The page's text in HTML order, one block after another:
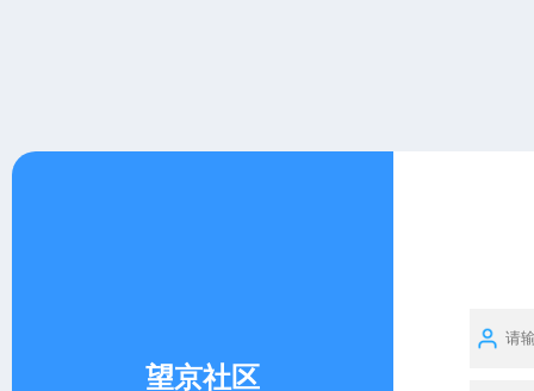
望京社区